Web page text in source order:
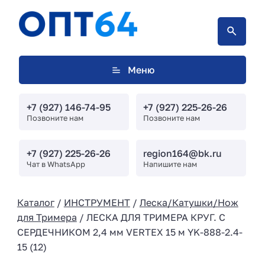
Меню
+7 (927) 146-74-95
Позвоните нам
+7 (927) 225-26-26
Позвоните нам
+7 (927) 225-26-26
Чат в WhatsApp
region164@bk.ru
Напишите нам
Каталог/ ИНСТРУМЕНТ/ Леска/Катушки/Нож
для Тримера / ЛЕСКА ДЛЯ ТРИМЕРА КРУГ. С
СЕРДЕЧНИКОМ 2,4 мм VERTEX 15 м YK-888-2.4-
15 (12)